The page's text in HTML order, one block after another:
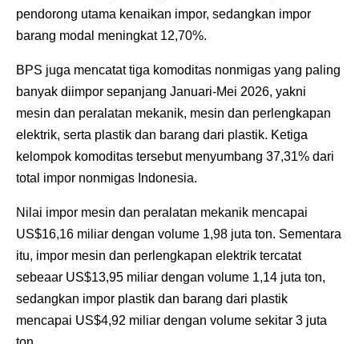
pendorong utama kenaikan impor, sedangkan impor
barang modal meningkat 12,70%.
BPS juga mencatat tiga komoditas nonmigas yang paling
banyak diimpor sepanjang Januari-Mei 2026, yakni
mesin dan peralatan mekanik, mesin dan perlengkapan
elektrik, serta plastik dan barang dari plastik. Ketiga
kelompok komoditas tersebut menyumbang 37,31% dari
total impor nonmigas Indonesia.
Nilai impor mesin dan peralatan mekanik mencapai
US$16,16 miliar dengan volume 1,98 juta ton. Sementara
itu, impor mesin dan perlengkapan elektrik tercatat
sebeaar US$13,95 miliar dengan volume 1,14 juta ton,
sedangkan impor plastik dan barang dari plastik
mencapai US$4,92 miliar dengan volume sekitar 3 juta